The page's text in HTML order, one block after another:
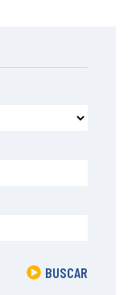
BUSCAR